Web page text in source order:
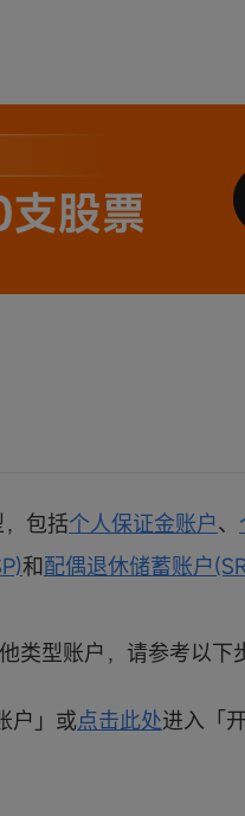
包括个人保证金账户、
和配偶退休储蓄账户
类型账户，请参考以下
户」或点击此处进入「